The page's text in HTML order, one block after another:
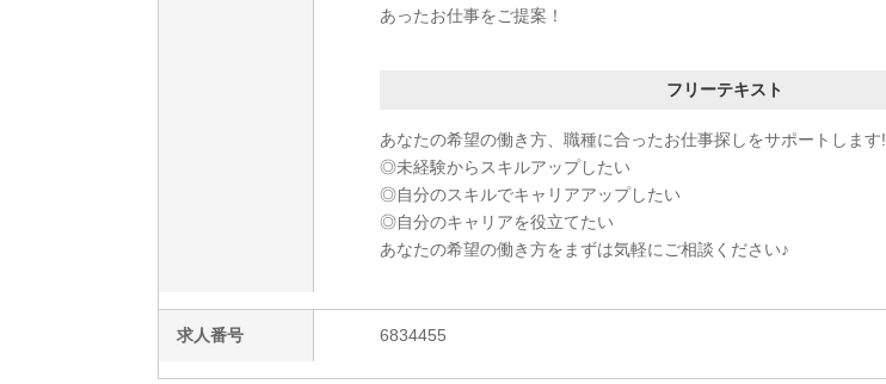
あったお仕事をご提案！
フリーテキスト
あなたの希望の働き方、職種に合ったお仕事探しをサポートします!
◎未経験からスキルアップしたい
◎自分のスキルでキャリアアップしたい
◎自分のキャリアを役立てたい
あなたの希望の働き方をまずは気軽にご相談ください♪
求人番号 6834455